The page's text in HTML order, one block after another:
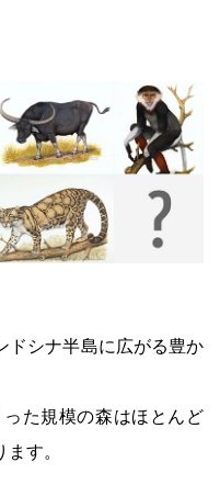
ドシナ半島に広がる豊か
た規模の森はほとんど
す。